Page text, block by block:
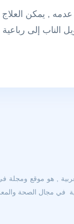
, يمكن العلاج
, هو موقع
مجال الصحة